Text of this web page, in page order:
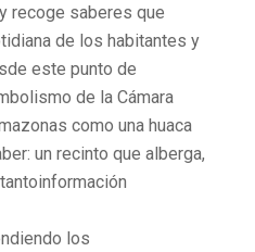
recoge saberes que
de los habitantes y
este punto de
de la Cámara
como una huaca
un recinto que alberga,
los